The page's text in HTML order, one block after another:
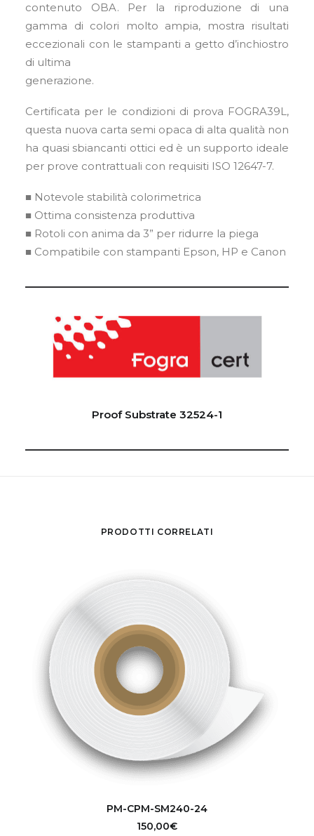
contenuto OBA. Per la riproduzione di una
gamma di colori molto ampia, mostra risultati
eccezionali con le stampanti a getto d’inchiostro
di ultima
generazione.
Certificata per le condizioni di prova FOGRA39L,
questa nuova carta semi opaca di alta qualità non
ha quasi sbiancanti ottici ed è un supporto ideale
per prove contrattuali con requisiti ISO 12647-7.
■ Notevole stabilità colorimetrica
■ Ottima consistenza produttiva
■ Rotoli con anima da 3” per ridurre la piega
■ Compatibile con stampanti Epson, HP e Canon
Proof Substrate 32524-1
PRODOTTI CORRELATI
AGGIUNGI AL CARRELLO
PM-CPM-SM240-24
150,00€